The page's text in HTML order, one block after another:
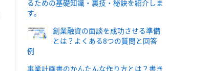
るための基礎知識・裏技・秘訣を紹介しま
す。
創業融資の面談を成功させる準備
とは？よくある8つの質問と回答
例
事業計画書のかんたんな作り方とは？書き